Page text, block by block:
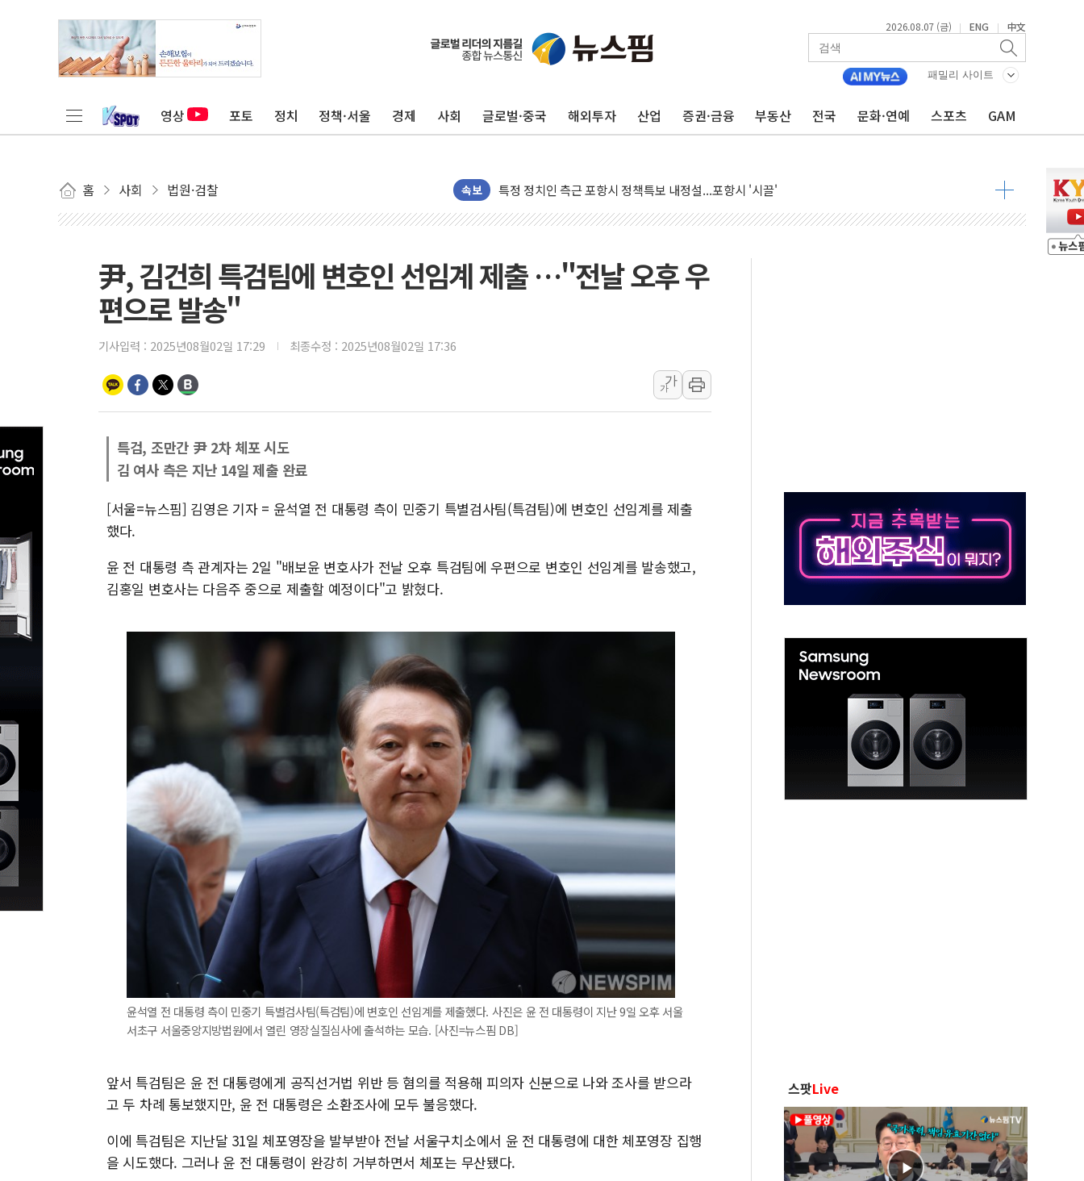
2026.08.07 (금) | ENG | 中文
패밀리 사이트
영상 포토 정치 정책·서울 경제 사회 글로벌·중국 해외투자 산업 증권·금융 부동산 전국 문화·연예 스포츠 GAM
홈 사회 법원·검찰 속보
뉴욕증시 프리뷰, 美 고용 쇼크에 금리 인상 우려 후퇴…나스닥 선물 1%대 상승
[종합] 美 7월 고용 2만3000명 감소 '쇼크'…9월 금리 인상 기대 후퇴
[사진] 이슬람 수니파 3개국, 공동방위협정 체결
보훈부, 미 DPAA와 MOU… "6·25 미군 실종자 7359명 끝까지 찾겠다"
트럼프 "금리 내려야"…파월 때와 달리 워시엔 톤 낮춰
李 "해남 태양광, 대한민국 다음 100년 밑거름…수도권 집중 완화 전환점"
李 대통령, '6시간 마라톤 부동산 2차 회의' 주재… "전폭적 공급 확대·속도전 총력"
[사진] 빈살만과 에르도안의 만남
이란와이어 "이란 최고지도자 위독…곧 사망해도 놀랍지 않아"
폭염 누그러지고 가뭄 숙지나...경북동해안권 8~9일 최대 100mm 호우
사우디·튀르키예·파키스탄, '공동방위협정' 체결… 수니파 국가들의 새 안보 협력 구도
尹, 김건희 특검팀에 변호인 선임계 제출 …"전날 오후 우
편으로 발송"
기사입력 : 2025년08월02일 17:29 최종수정 : 2025년08월02일 17:36
가
가
특검, 조만간 尹 2차 체포 시도
김 여사 측은 지난 14일 제출 완료
[서울=뉴스핌] 김영은 기자 = 윤석열 전 대통령 측이 민중기 특별검사팀(특검팀)에 변호인 선임계를 제출
했다.
윤 전 대통령 측 관계자는 2일 "배보윤 변호사가 전날 오후 특검팀에 우편으로 변호인 선임계를 발송했고,
김홍일 변호사는 다음주 중으로 제출할 예정이다"고 밝혔다.
윤석열 전 대통령 측이 민중기 특별검사팀(특검팀)에 변호인 선임계를 제출했다. 사진은 윤 전 대통령이 지난 9일 오후 서울
서초구 서울중앙지방법원에서 열린 영장실질심사에 출석하는 모습. [사진=뉴스핌 DB]
앞서 특검팀은 윤 전 대통령에게 공직선거법 위반 등 혐의를 적용해 피의자 신분으로 나와 조사를 받으라
고 두 차례 통보했지만, 윤 전 대통령은 소환조사에 모두 불응했다.
이에 특검팀은 지난달 31일 체포영장을 발부받아 전날 서울구치소에서 윤 전 대통령에 대한 체포영장 집행
을 시도했다. 그러나 윤 전 대통령이 완강히 거부하면서 체포는 무산됐다.
스팟Live